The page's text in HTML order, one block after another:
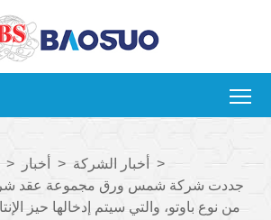
> أخبار > أخبار الشركة
>
جددت شركة شمس ورق مجموعة عقد
من نوع باوتو، والتي سيتم إدخالها حيز